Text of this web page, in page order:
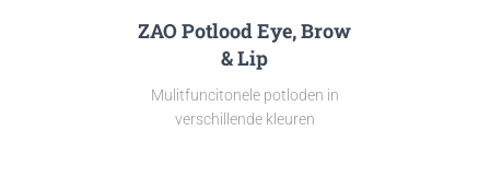
ZAO Potlood Eye, Brow
& Lip
Mulitfuncitonele potloden in
verschillende kleuren